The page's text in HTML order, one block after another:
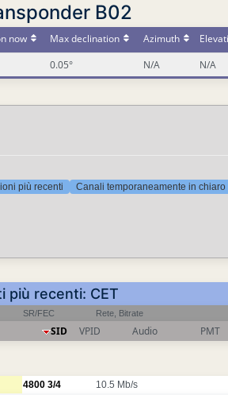
B02
now Max declination Azimuth
0.05° N/A N/A
più recenti Canali temporaneamente in chiaro
più recenti: CET
SR/FEC Rete, Bitrate
SID VPID Audio PMT
4800 3/4 10.5 Mb/s